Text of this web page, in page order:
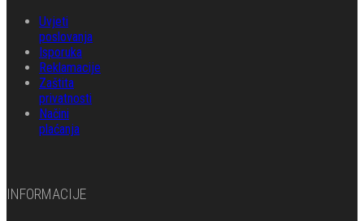
Uvjeti
poslovanja
Isporuka
Reklamacije
Zaštita
privatnosti
Načini
plaćanja
INFORMACIJE